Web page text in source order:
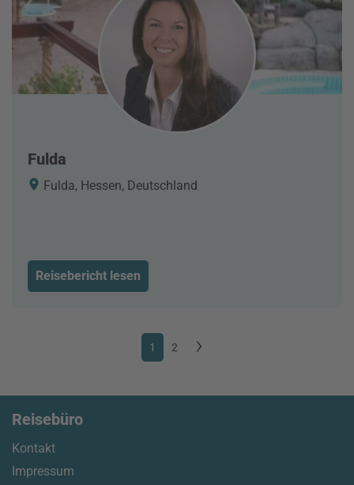
Fulda
Fulda, Hessen, Deutschland
Reisebericht lesen
1 2
Reisebüro
Kontakt
Impressum